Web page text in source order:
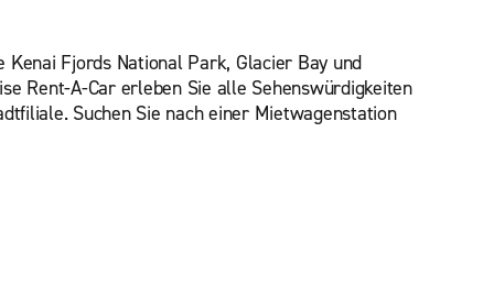
Fjords National Park, Glacier Bay und
Rent-A-Car erleben Sie alle Sehenswürdigkeiten
Suchen Sie nach einer Mietwagenstation